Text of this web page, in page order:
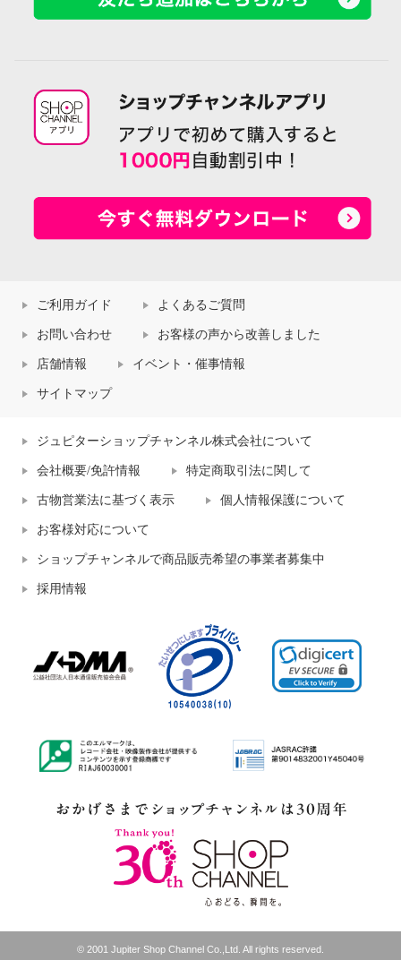
ご利用ガイド よくあるご質問
お問い合わせ お客様の声から改善しました
店舗情報 イベント・催事情報
サイトマップ
ジュピターショップチャンネル株式会社について
会社概要/免許情報 特定商取引法に関して
古物営業法に基づく表示 個人情報保護について
お客様対応について
ショップチャンネルで商品販売希望の事業者募集中
採用情報
© 2001 Jupiter Shop Channel Co.,Ltd. All rights reserved.